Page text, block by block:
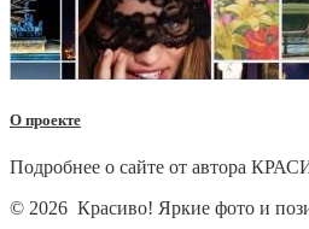
О проекте
Подробнее о сайте от автора
© 2026 Красиво! Яркие фото и